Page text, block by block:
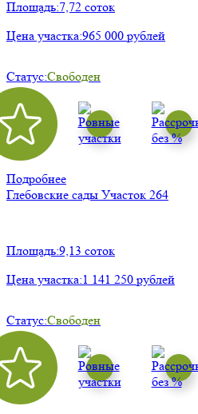
Площадь:7,72 соток
Цена участка:965 000 рублей
Статус:Свободен
Подробнее
Глебовские сады Участок 264
Площадь:9,13 соток
Цена участка:1 141 250 рублей
Статус:Свободен